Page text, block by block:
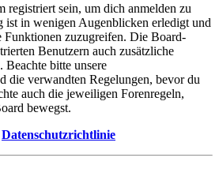
registriert sein, um dich anmelden zu
ist in wenigen Augenblicken erledigt und
Funktionen zuzugreifen. Die Board-
Benutzern auch zusätzliche
Beachte bitte unsere
die verwandten Regelungen, bevor du
auch die jeweiligen Forenregeln,
bewegst.
Datenschutzrichtlinie